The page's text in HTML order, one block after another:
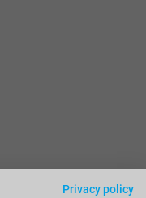
Privacy policy